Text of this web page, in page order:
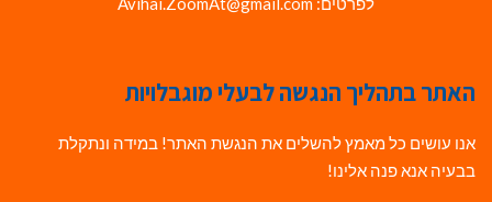
האתר בתהליך הנגשה לבעלי מוגבלויות
אנו עושים כל מאמץ להשלים את הנגשת האתר! במידה ונתקלת
בבעיה אנא פנה אלינו!